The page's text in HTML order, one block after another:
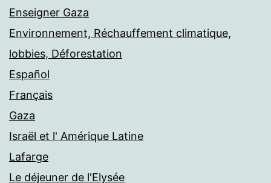
Enseigner Gaza
Environnement, Réchauffement climatique,
lobbies, Déforestation
Español
Français
Gaza
Israël et l' Amérique Latine
Lafarge
Le déjeuner de l'Elysée